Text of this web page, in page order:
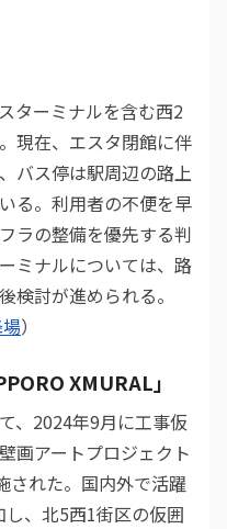
ターミナルを含む西2
現在、エスタ閉館に伴
バス停は駅周辺の路上
る。利用者の不便を早
ラの整備を優先する判
ミナルについては、路
検討が進められる。
）
XMURAL」
、2024年9月に工事仮
画アートプロジェクト
された。国内外で活躍
、北5西1街区の仮囲